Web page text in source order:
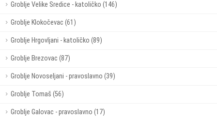
Groblje Velike Sredice - katoličko (146)
Groblje Klokočevac (61)
Groblje Hrgovljani - katoličko (89)
Groblje Brezovac (87)
Groblje Novoseljani - pravoslavno (39)
Groblje Tomaš (56)
Groblje Galovac - pravoslavno (17)